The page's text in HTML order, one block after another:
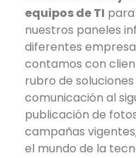
equipos de TI
nuestros paneles
diferentes
contamos con
rubro de
comunicación al
publicación de
campañas
el mundo de la